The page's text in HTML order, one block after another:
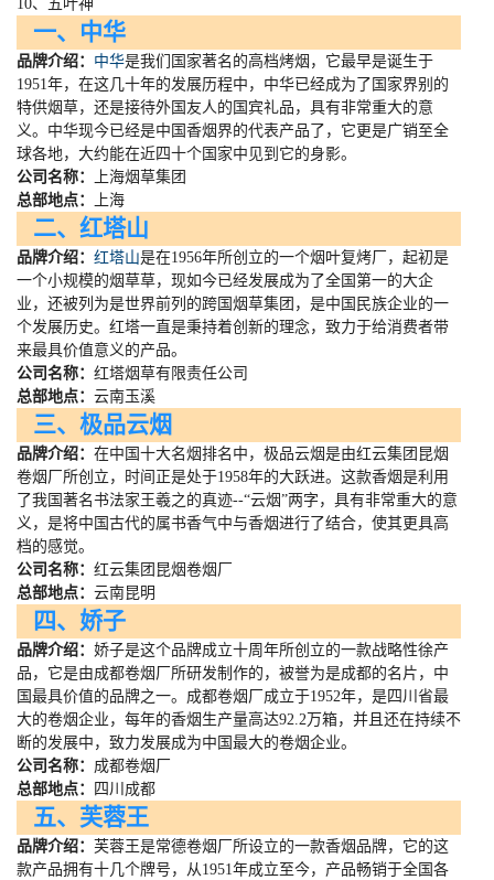
10、五叶神
一、中华
品牌介绍： 中华是我们国家著名的高档烤烟，它最早是诞生于
1951年，在这几十年的发展历程中，中华已经成为了国家界别的
特供烟草，还是接待外国友人的国宾礼品，具有非常重大的意
义。中华现今已经是中国香烟界的代表产品了，它更是广销至全
球各地，大约能在近四十个国家中见到它的身影。
公司名称：
上海烟草集团
总部地点：
上海
二、红塔山
品牌介绍： 红塔山是在1956年所创立的一个烟叶复烤厂，起初是
一个小规模的烟草草，现如今已经发展成为了全国第一的大企
业，还被列为是世界前列的跨国烟草集团，是中国民族企业的一
个发展历史。红塔一直是秉持着创新的理念，致力于给消费者带
来最具价值意义的产品。
公司名称： 红塔烟草有限责任公司
总部地点： 云南玉溪
三、极品云烟
品牌介绍： 在中国十大名烟排名中，极品云烟是由红云集团昆烟
卷烟厂所创立，时间正是处于1958年的大跃进。这款香烟是利用
了我国著名书法家王羲之的真迹--“云烟”两字，具有非常重大的意
义，是将中国古代的属书香气中与香烟进行了结合，使其更具高
档的感觉。
公司名称： 红云集团昆烟卷烟厂
总部地点： 云南昆明
四、娇子
品牌介绍： 娇子是这个品牌成立十周年所创立的一款战略性徐产
品，它是由成都卷烟厂所研发制作的，被誉为是成都的名片，中
国最具价值的品牌之一。成都卷烟厂成立于1952年，是四川省最
大的卷烟企业，每年的香烟生产量高达92.2万箱，并且还在持续不
断的发展中，致力发展成为中国最大的卷烟企业。
公司名称： 成都卷烟厂
总部地点：
四川成都
五、芙蓉王
品牌介绍： 芙蓉王是常德卷烟厂所设立的一款香烟品牌，它的这
款产品拥有十几个牌号，从1951年成立至今，产品畅销于全国各